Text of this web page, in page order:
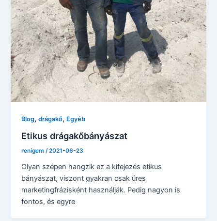
Blog,drágakő, Egyéb
Etikus drágakőbányászat
renigem/2021-06-23
Olyan szépen hangzik ez a kifejezés etikus
bányászat, viszont gyakran csak üres
marketingfrázisként használják. Pedig nagyon is
fontos, és egyre